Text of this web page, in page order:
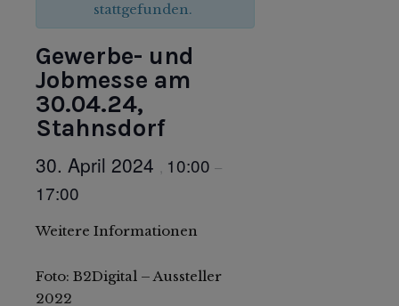
stattgefunden.
Gewerbe- und
Jobmesse am
30.04.24,
Stahnsdorf
30. April 2024 , 10:00 –
17:00
Weitere Informationen
Foto: B2Digital – Aussteller
2022